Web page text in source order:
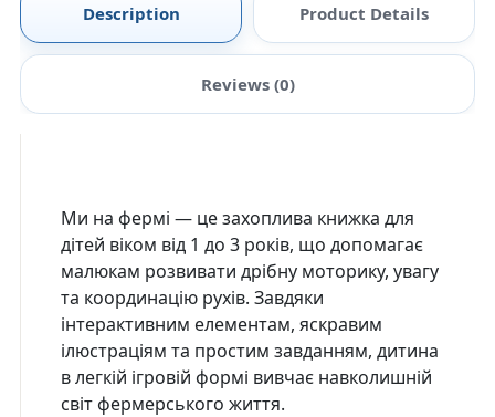
Description Product Details
Reviews (0)
Ми на фермі — це захоплива книжка для
дітей віком від 1 до 3 років, що допомагає
малюкам розвивати дрібну моторику, увагу
та координацію рухів. Завдяки
інтерактивним елементам, яскравим
ілюстраціям та простим завданням, дитина
в легкій ігровій формі вивчає навколишній
світ фермерського життя.